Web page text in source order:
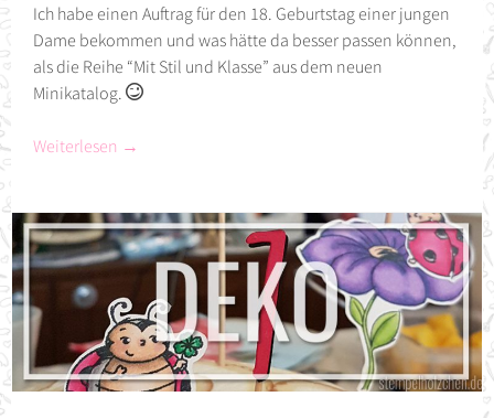
Ich habe einen Auftrag für den 18. Geburtstag einer jungen
Dame bekommen und was hätte da besser passen können,
als die Reihe “Mit Stil und Klasse” aus dem neuen
Minikatalog.
Weiterlesen →